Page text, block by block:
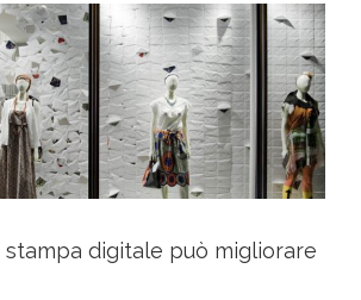
stampa digitale può migliorare